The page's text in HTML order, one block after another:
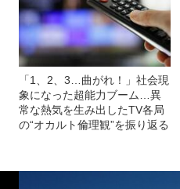
「1、2、3…曲がれ！」社会現
象になった超能力ブーム…異
常な熱気を生み出したTV各局
の“オカルト倫理観”を振り返る